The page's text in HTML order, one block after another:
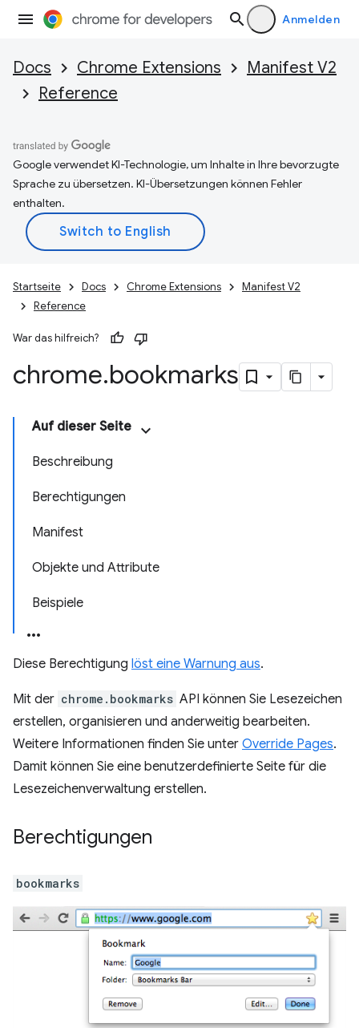
Anmelden
Docs Chrome Extensions
Manifest V2
Reference
Google verwendet KI-Technologie, um Inhalte in Ihre bevorzugte
Sprache zu übersetzen. KI-Übersetzungen können Fehler
enthalten.
Startseite Docs Chrome Extensions
Manifest V2
Reference
War das hilfreich?
chrome.bookmarks
Auf dieser Seite
Beschreibung
Berechtigungen
Manifest
Objekte und Attribute
Beispiele
Diese Berechtigung löst eine Warnung aus.
Mit der chrome.bookmarks API können Sie Lesezeichen
erstellen, organisieren und anderweitig bearbeiten.
Weitere Informationen finden Sie unter Override Pages.
Damit können Sie eine benutzerdefinierte Seite für die
Lesezeichenverwaltung erstellen.
Berechtigungen
bookmarks